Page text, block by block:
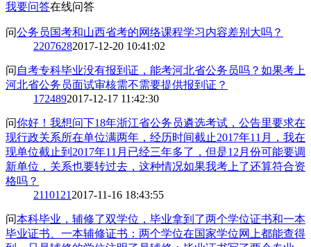
我要问答在线问答
问公务员国考和山西省考的网络课程学习内容差别大吗？
22076282017-12-20 10:41:02
问 自考专科毕业没有报到证，能考河北省公务员吗？如果考上
河北省公务员面试审核需不需要提供报到证？
1 724892017-12-17 11:42:30
问你好！我想问下18年浙江省公务员遴选考试，公告里要求在
现行政关系所在单位满两年，经历时间截止2017年11月，我在
现单位截止到2017年11月已经三年多了，但是12月份可能要调
新单位，关系也要转过去，这种情况如果我考上了还算符合资
格吗？
2110121 2017-11-16 18:43:55
问本科毕业，辅修了双学位，毕业拿到了两个学位证书和一本
毕业证书、一本辅修证书：两个学位在国家学位网上都能查得